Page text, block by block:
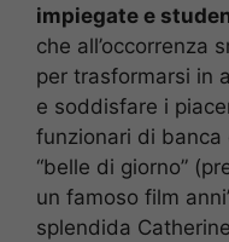
impiegate e
che all’occorrenza
per trasformarsi in
e soddisfare i
funzionari di
“belle di giorno”
un famoso film
splendida